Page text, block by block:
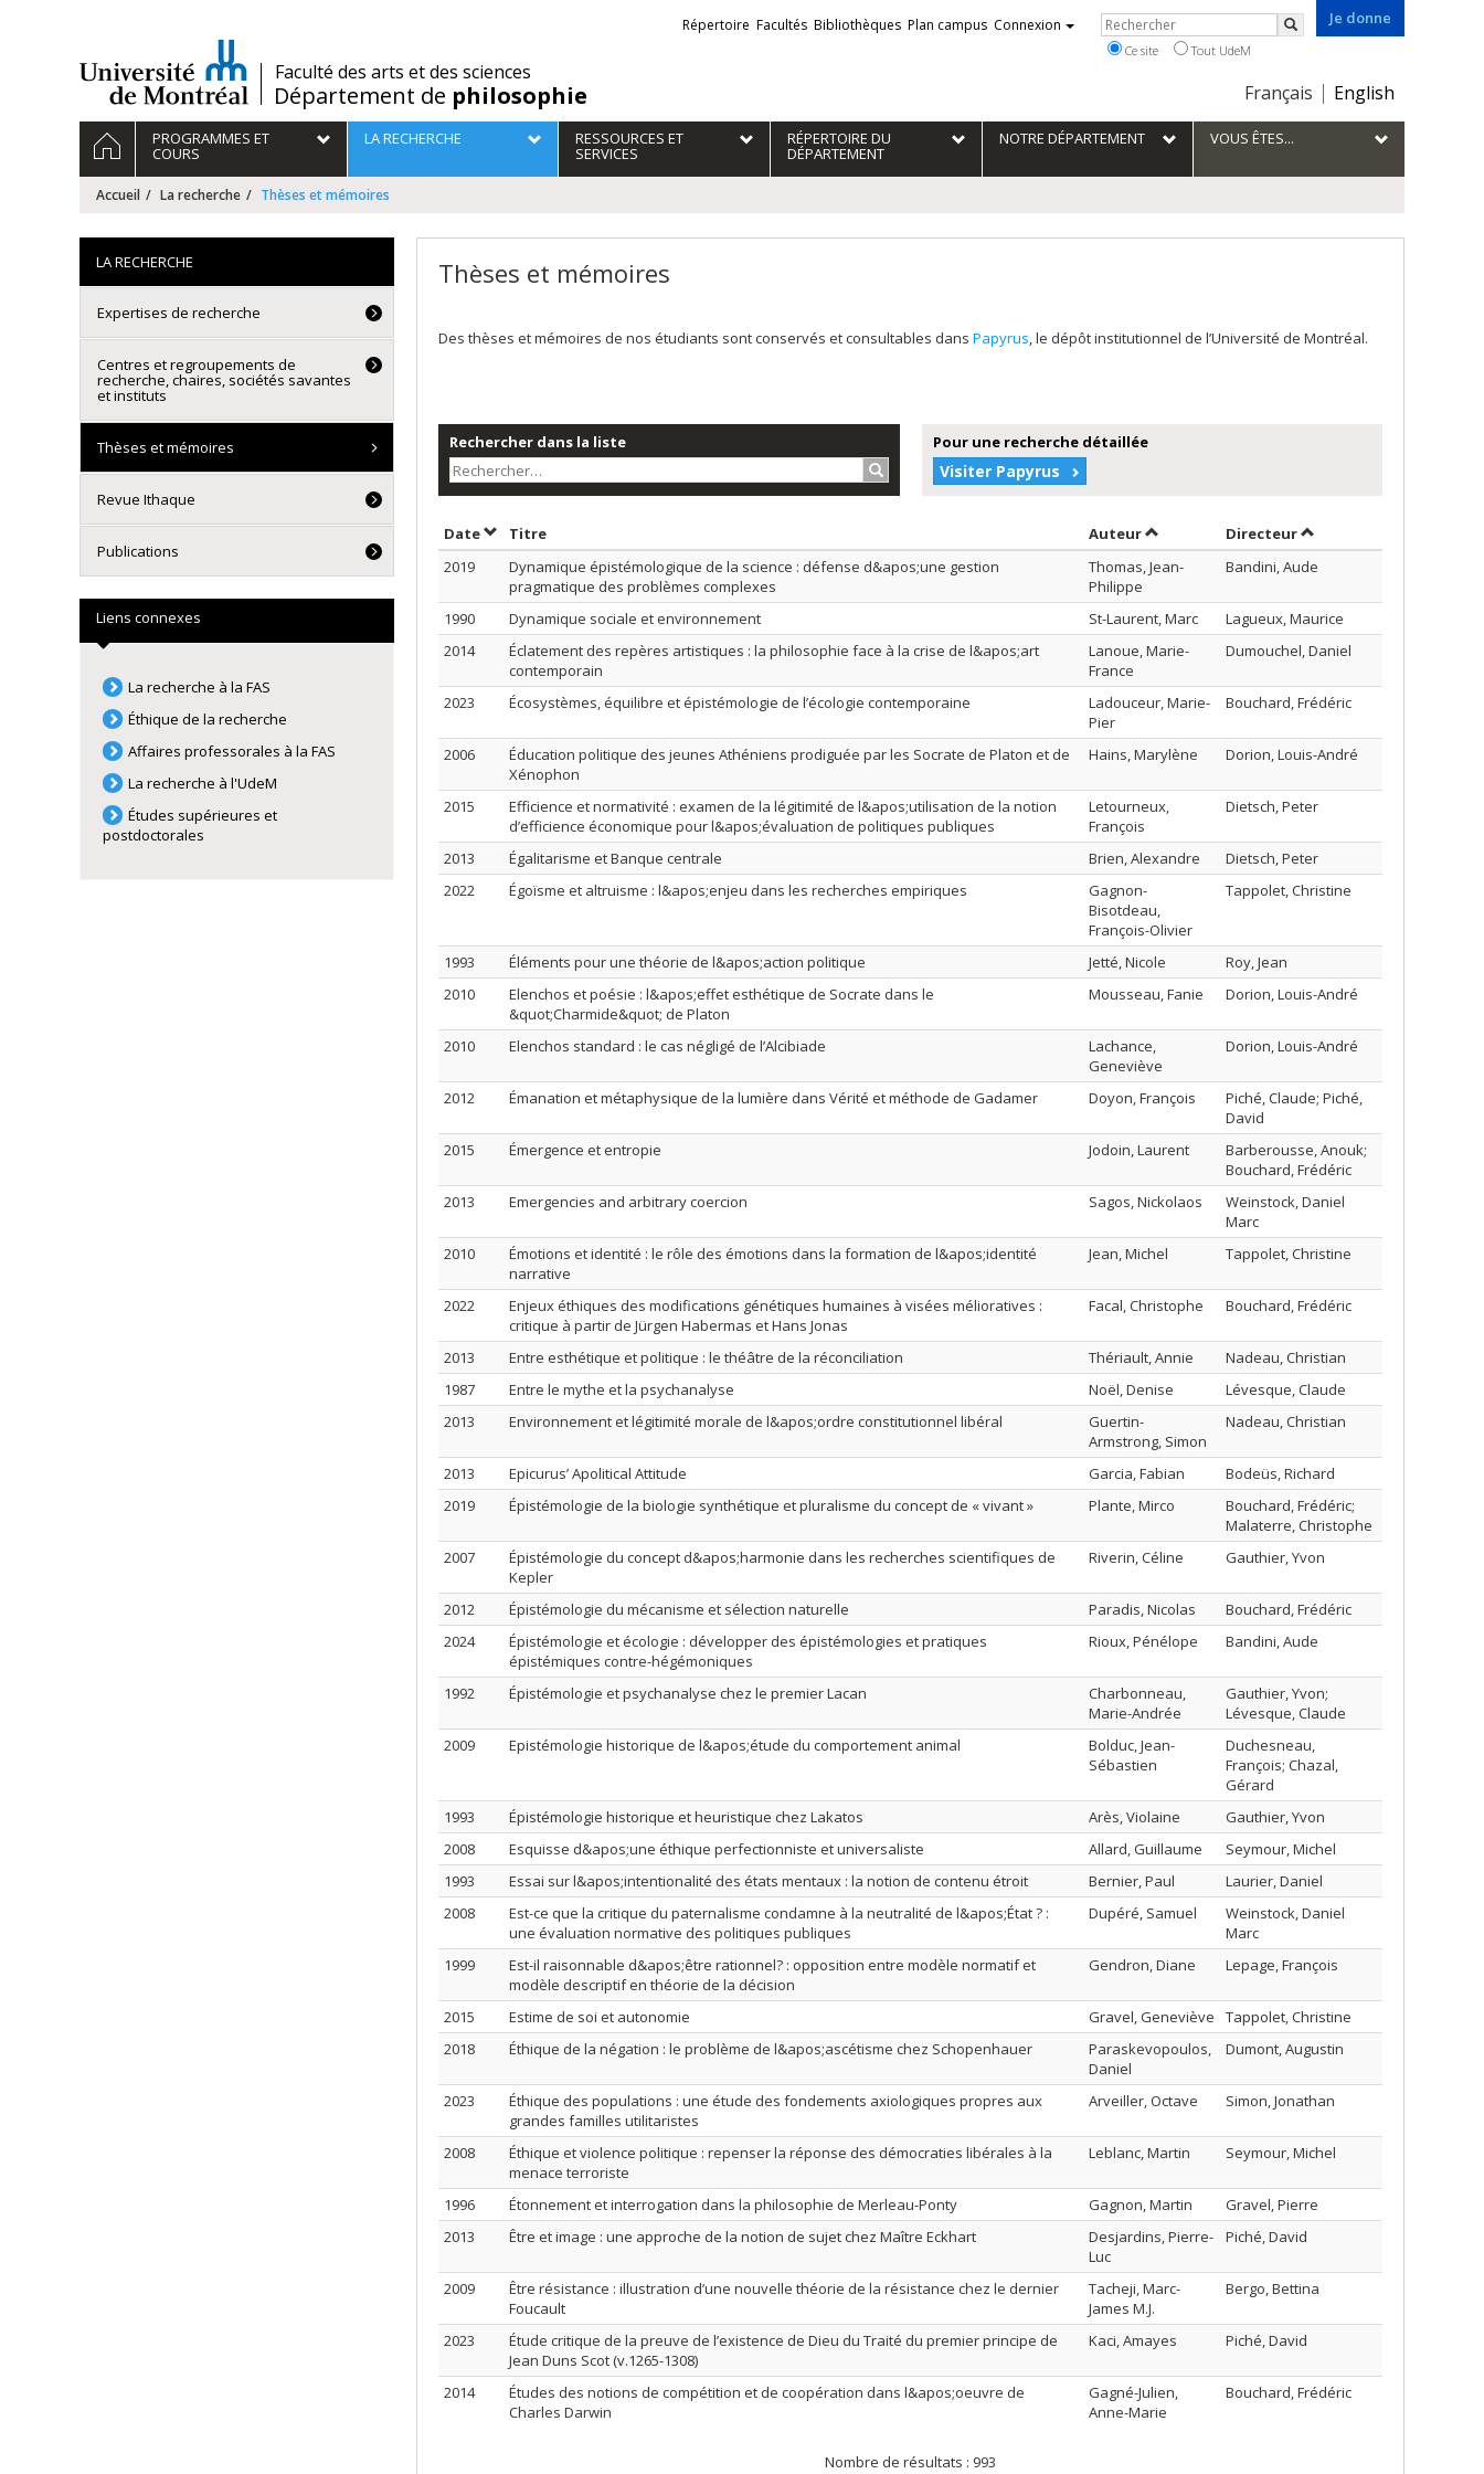
/Faculté des arts et des sciences
Département de philosophie
Je donne
Choix
la
langue
Français English
Liens
externes
Répertoire Facultés Bibliothèques Plan campus Connexion Rechercher
Rechercher
Ce site Tout UdeM
Navigation
principale
ACCUEILPROGRAMMES ET
COURS
LA RECHERCHE RESSOURCES ET
SERVICES
RÉPERTOIRE DU
DÉPARTEMENT
NOTRE DÉPARTEMENT VOUS ÊTES...
Accueil La recherche Thèses et mémoires
Thèses et mémoires
Des thèses et mémoires de nos étudiants sont conservés et consultables dans Papyrus, le dépôt institutionnel de l’Université de Montréal.
Rechercher dans la liste
Rechercher…
Pour une recherche détaillée
Visiter Papyrus
DateTrier par date en ordre croissant
Titre AuteurTrier par auteur en ordre croissant
Directeurpar contributeur en
2019
Dynamique épistémologique de la science : défense d&apos;une gestion
pragmatique des problèmes complexes
Thomas, Jean-
Philippe
Bandini, Aude
1990 Dynamique sociale et environnement St-Laurent, Marc
Lagueux, Maurice
2014
Éclatement des repères artistiques : la philosophie face à la crise de l&apos;art
contemporain
Lanoue, Marie-
France
Dumouchel, Daniel
2023 Écosystèmes, équilibre et épistémologie de l’écologie contemporaine
Ladouceur, Marie-
Pier
Bouchard, Frédéric
2006
Éducation politique des jeunes Athéniens prodiguée par les Socrate de Platon et de
Xénophon
Hains, Marylène Dorion, Louis-André
2015
Efficience et normativité : examen de la légitimité de l&apos;utilisation de la notion
d’efficience économique pour l&apos;évaluation de politiques publiques
Letourneux,
François
Dietsch, Peter
2013 Égalitarisme et Banque centrale Brien, Alexandre
Dietsch, Peter
2022
Égoïsme et altruisme : l&apos;enjeu dans les recherches empiriques
Gagnon-
Bisotdeau,
François-Olivier
Tappolet, Christine
1993 Éléments pour une théorie de l&apos;action politique Jetté, Nicole
Roy, Jean
2010
Elenchos et poésie : l&apos;effet esthétique de Socrate dans le
&quot;Charmide&quot; de Platon
Mousseau, Fanie Dorion, Louis-André
2010 Elenchos standard : le cas négligé de l’Alcibiade
Lachance,
Geneviève
Dorion, Louis-André
2012 Émanation et métaphysique de la lumière dans Vérité et méthode de Gadamer Doyon, François
Piché, Claude; Piché,
David
2015
Émergence et entropie Jodoin, Laurent
Barberousse, Anouk;
Bouchard, Frédéric
2013
Emergencies and arbitrary coercion Sagos, Nickolaos
Weinstock, Daniel
Marc
2010
Émotions et identité : le rôle des émotions dans la formation de l&apos;identité
narrative
Jean, Michel Tappolet, Christine
2022
Enjeux éthiques des modifications génétiques humaines à visées mélioratives :
critique à partir de Jürgen Habermas et Hans Jonas
Facal, Christophe Bouchard, Frédéric
2013 Entre esthétique et politique : le théâtre de la réconciliation Thériault, Annie
Nadeau, Christian
1987
Entre le mythe et la psychanalyse Noël, Denise
Lévesque, Claude
2013
Environnement et légitimité morale de l&apos;ordre constitutionnel libéral
Guertin-
Armstrong, Simon
Nadeau, Christian
2013 Epicurus’ Apolitical Attitude Garcia, Fabian
Bodeüs, Richard
2019
Épistémologie de la biologie synthétique et pluralisme du concept de « vivant » Plante, Mirco
Bouchard, Frédéric;
Malaterre, Christophe
2007
Épistémologie du concept d&apos;harmonie dans les recherches scientifiques de
Kepler
Riverin, Céline Gauthier, Yvon
2012 Épistémologie du mécanisme et sélection naturelle Paradis, Nicolas
Bouchard, Frédéric
2024
Épistémologie et écologie : développer des épistémologies et pratiques
épistémiques contre-hégémoniques
Rioux, Pénélope Bandini, Aude
1992 Épistémologie et psychanalyse chez le premier Lacan
Charbonneau,
Marie-Andrée
Gauthier, Yvon;
Lévesque, Claude
2009
Epistémologie historique de l&apos;étude du comportement animal
Bolduc, Jean-
Sébastien
Duchesneau,
François; Chazal,
Gérard
1993
Épistémologie historique et heuristique chez Lakatos Arès, Violaine
Gauthier, Yvon
2008
Esquisse d&apos;une éthique perfectionniste et universaliste Allard, Guillaume
Seymour, Michel
1993
Essai sur l&apos;intentionalité des états mentaux : la notion de contenu étroit Bernier, Paul
Laurier, Daniel
2008
Est-ce que la critique du paternalisme condamne à la neutralité de l&apos;État ? :
une évaluation normative des politiques publiques
Dupéré, Samuel
Weinstock, Daniel
Marc
1999
Est-il raisonnable d&apos;être rationnel? : opposition entre modèle normatif et
modèle descriptif en théorie de la décision
Gendron, Diane Lepage, François
2015 Estime de soi et autonomie Gravel, Geneviève
Tappolet, Christine
2018
Éthique de la négation : le problème de l&apos;ascétisme chez Schopenhauer
Paraskevopoulos,
Daniel
Dumont, Augustin
2023
Éthique des populations : une étude des fondements axiologiques propres aux
grandes familles utilitaristes
Arveiller, Octave Simon, Jonathan
2008
Éthique et violence politique : repenser la réponse des démocraties libérales à la
menace terroriste
Leblanc, Martin Seymour, Michel
1996 Étonnement et interrogation dans la philosophie de Merleau-Ponty Gagnon, Martin
Gravel, Pierre
2013
Être et image : une approche de la notion de sujet chez Maître Eckhart
Desjardins, Pierre-
Luc
Piché, David
2009
Être résistance : illustration d’une nouvelle théorie de la résistance chez le dernier
Foucault
Tacheji, Marc-
James M.J.
Bergo, Bettina
2023
Étude critique de la preuve de l’existence de Dieu du Traité du premier principe de
Jean Duns Scot (v.1265-1308)
Kaci, Amayes Piché, David
2014
Études des notions de compétition et de coopération dans l&apos;oeuvre de
Charles Darwin
Gagné-Julien,
Anne-Marie
Bouchard, Frédéric
Nombre de résultats : 993
LA RECHERCHE
Expertises de recherche
Centres et regroupements de
recherche, chaires, sociétés savantes
et instituts
Thèses et mémoires
Revue Ithaque
Publications
Liens connexes
La recherche à la FAS
Éthique de la recherche
Affaires professorales à la FAS
La recherche à l'UdeM
Études supérieures et
postdoctorales